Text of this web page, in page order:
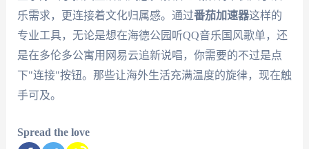
乐需求，更连接着文化归属感。通过番茄加速器这样的
专业工具，无论是想在海德公园听QQ音乐国风歌单，还
是在多伦多公寓用网易云追新说唱，你需要的不过是点
下"连接"按钮。那些让海外生活充满温度的旋律，现在触
手可及。
Spread the love